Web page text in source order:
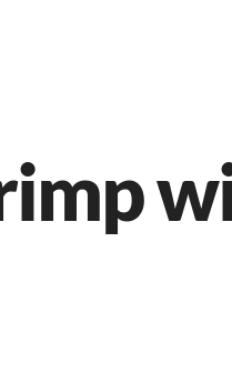
Menu Grid